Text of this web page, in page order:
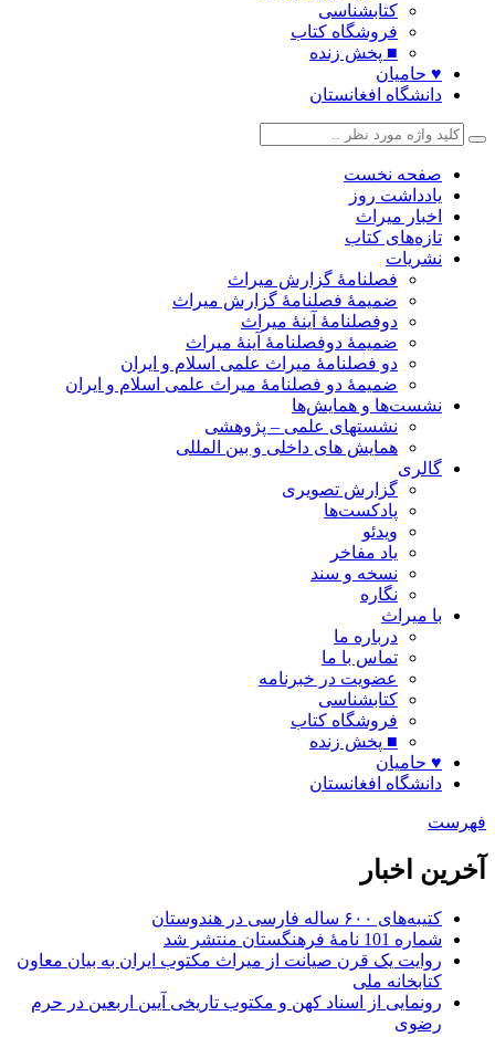
کتابشناسی
فروشگاه کتاب
■ پخش زنده
♥ حامیان
دانشگاه افغانستان
صفحه نخست
یادداشت روز
اخبار میراث
تازه‌های کتاب
نشریات
فصلنامۀ گزارش میراث
ضمیمۀ فصلنامۀ گزارش میراث
دوفصلنامۀ آینۀ میراث
ضمیمۀ دوفصلنامۀ آینۀ میراث
دو فصلنامۀ میراث علمی اسلام و ایران
ضمیمۀ دو فصلنامۀ میراث علمی اسلام و ایران
نشست‌ها و همایش‌ها
نشستهای علمی – پژوهشی
همایش های داخلی و بین المللی
گالری
گزارش تصویری
پادکست‌ها
ویدئو
یاد مفاخر
نسخه و سند
نگاره
با میراث
درباره ما
تماس با ما
عضویت در خبرنامه
کتابشناسی
فروشگاه کتاب
■ پخش زنده
♥ حامیان
دانشگاه افغانستان
فهرست
آخرین اخبار
کتیبه‌های ۶۰۰ ساله فارسی در هندوستان
شماره 101 نامۀ فرهنگستان منتشر شد
روایت یک قرن صیانت از میراث مکتوب ایران به بیان معاون
کتابخانه ملی
رونمایی از اسناد کهن و مکتوب تاریخی آیین اربعین در حرم
رضوی